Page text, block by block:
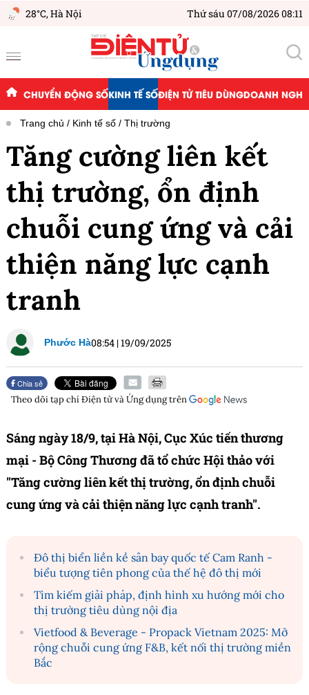
28°C,Hà Nội Thứ sáu 07/08/2026 08:11
CHUYỂN ĐỘNG SỐKINH TẾ SỐĐIỆN TỬ TIÊU DÙNGDOANH
Trang chủ Kinh tế số Thị trường
Tăng cường liên kết
thị trường, ổn định
chuỗi cung ứng và cải
thiện năng lực cạnh
tranh
Phước Hà08:54 |19/09/2025
Chia sẻ
Theo dõi tạp chíĐiện tử và Ứng dụngtrên
Sáng ngày 18/9, tại Hà Nội, Cục Xúc tiến thương
mại - Bộ Công Thương đã tổ chức Hội thảo với
"Tăng cường liên kết thị trường, ổn định chuỗi
cung ứng và cải thiện năng lực cạnh tranh".
Đô thị biển liền kề sân bay quốc tế Cam Ranh -
biểu tượng tiên phong của thế hệ đô thị mới
Tìm kiếm giải pháp, định hình xu hướng mới cho
thị trường tiêu dùng nội địa
Vietfood & Beverage - Propack Vietnam 2025: Mở
rộng chuỗi cung ứng F&B, kết nối thị trường miền
Bắc